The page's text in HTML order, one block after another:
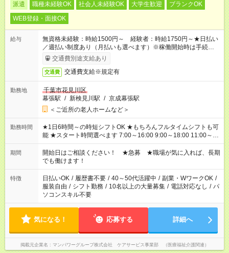
派遣 職種未経験OK 社会人未経験OK 大学生歓迎
ブランクOK
WEB登録・面接OK
給与
無資格未経験：時給1500円～ 経験者：時給1750円～★日払い
／週払い制度あり（月払いも選べます）※稼働開始時は手続き完
了次第のお支払いとなります。
交通費別途支給あり
交通費 交通費支給※規定有
勤務地
千葉市花見川区
幕張駅 / 新検見川駅 / 京成幕張駅
＜ご近所の老人ホームなど＞
勤務時間
★1日6時間～の時短シフトOK ★もちろんフルタイムシフトも可
能 ★スタート時間選べます 7:00～16:00 9:00～18:00 11:00～
20:00 など 残業なし！ ※Wワークの場合、他のお仕事と合わせ
週40時間超の就業はご案内できません ※法令に基づき、週20時
間以上勤務は社会保険への加入対象となります ※労働者派遣法
（日雇い派遣の原則禁止）により、短時間・短期間の就業はご
案内が難しい場合があります
期間
開始日はご相談ください！ ★急募 ★職場が気に入れば、長期
でも働けます！
特徴 日払いOK / 履歴書不要 / 40～50代活躍中 / 副業・WワークOK /
服装自由 / シフト勤務 / 10名以上の大量募集 / 電話対応なし / パ
ソコンスキル不要
気になる！ 応募する 詳細へ
掲載元企業名 マンパワーグループ株式会社 ケアサービス事業部 （医療福祉介護関連）